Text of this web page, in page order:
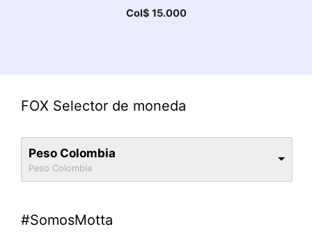
Col$ 15.000
FOX Selector de moneda
Peso Colombia
Peso Colombia
#SomosMotta